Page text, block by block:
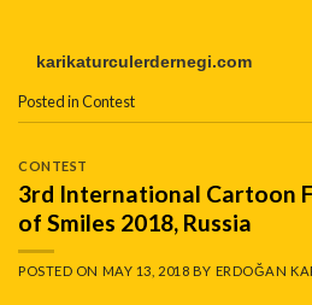
karikaturculerdernegi.com
Posted inContest
CONTEST
3rd International Cartoon
of Smiles 2018, Russia
POSTED ON MAY 13, 2018 BY ERDOĞAN